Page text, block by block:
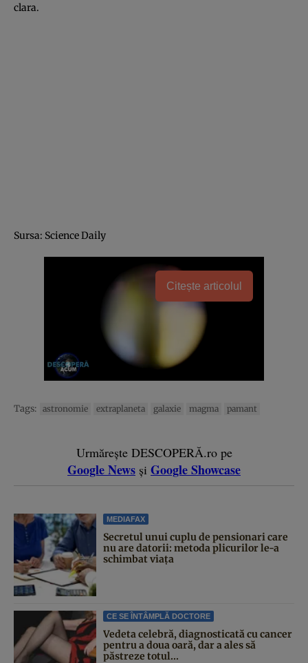
clara.
Sursa: Science Daily
Citește articolul
Tags: astronomie extraplaneta galaxie magma pamant
Urmărește DESCOPERĂ.ro pe
Google News și Google Showcase
MEDIAFAX
Secretul unui cuplu de pensionari care
nu are datorii: metoda plicurilor le-a
schimbat viața
CE SE ÎNTÂMPLĂ DOCTORE
Vedeta celebră, diagnosticată cu cancer
pentru a doua oară, dar a ales să
păstreze totul...